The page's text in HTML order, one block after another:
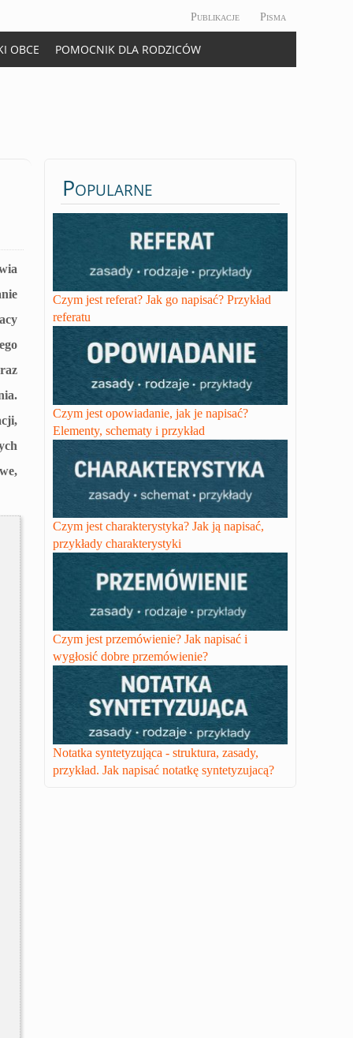
Publikacje Pisma
OBCE POMOCNIK DLA RODZICÓW
Popularne
Czym jest referat? Jak go napisać? Przykład
referatu
Czym jest opowiadanie, jak je napisać?
Elementy, schematy i przykład
Czym jest charakterystyka? Jak ją napisać,
przykłady charakterystyki
Czym jest przemówienie? Jak napisać i
wygłosić dobre przemówienie?
Notatka syntetyzująca - struktura, zasady,
przykład. Jak napisać notatkę syntetyzujacą?